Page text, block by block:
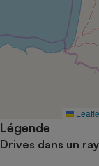
Légende
Drives dans un